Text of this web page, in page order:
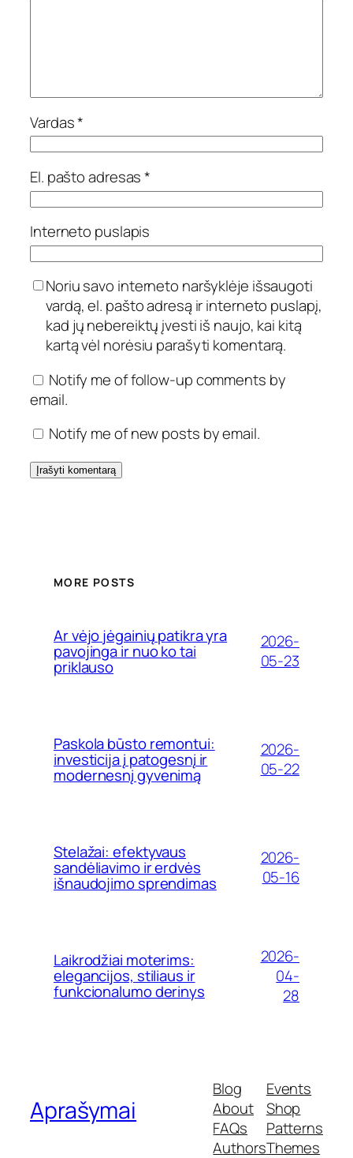
Vardas*
El. pašto adresas*
Interneto puslapis
Noriu savo interneto naršyklėje išsaugoti
vardą, el. pašto adresą ir interneto puslapį,
kad jų nebereiktų įvesti iš naujo, kai kitą
kartą vėl norėsiu parašyti komentarą.
Notify me of follow-up comments by
email.
Notify me of new posts by email.
MORE POSTS
Ar vėjo jėgainių patikra yra
pavojinga ir nuo ko tai
priklauso
2026-
05-23
Paskola būsto remontui:
investicija į patogesnį ir
modernesnį gyvenimą
2026-
05-22
Stelažai: efektyvaus
sandėliavimo ir erdvės
išnaudojimo sprendimas
2026-
05-16
Laikrodžiai moterims:
elegancijos, stiliaus ir
funkcionalumo derinys
2026-
04-
28
Aprašymai
Blog
About
FAQs
Authors
Events
Shop
Patterns
Themes